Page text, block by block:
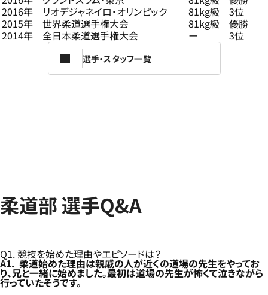
2016年
リオデジャネイロ・オリンピック 81kg級
3位
2015年
世界柔道選手権大会 81kg級
優勝
2014年
全日本柔道選手権大会 ー 3位
選手・スタッフ一覧
柔道部 選手Q&A
Q1. 競技を始めた理由やエピソードは？
A1. 柔道始めた理由は親戚の人が近くの道場の先生をやってお
り、兄と一緒に始めました。最初は道場の先生が怖くて泣きながら
行っていたそうです。